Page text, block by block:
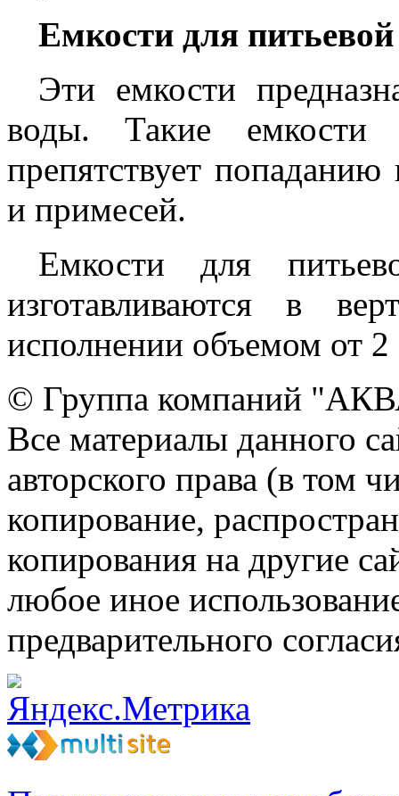
Емкости для
Эти емкости
воды. Такие емкости
препятствует
и примесей.
Емкости для
изготавливаются в
исполнении объемом от
© Группа компаний
Все материалы данного
авторского права (в том
копирование,
копирования на другие
любое иное
предварительного